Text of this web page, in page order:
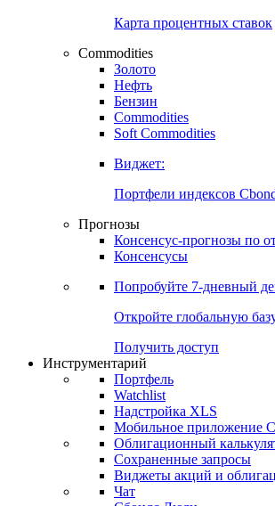
Росстат
Виджет:
Карта процентных ставок
Commodities
Золото
Бензин
Soft Commodities
Виджет:
Портфели индексов Cbonds
Прогнозы
Консенсусы
Попробуйте7-дневный
Откройте глобальную
Получить доступ
Инструментарий
Портфель
Watchlist
Надстройка XLS
Мобильное приложение